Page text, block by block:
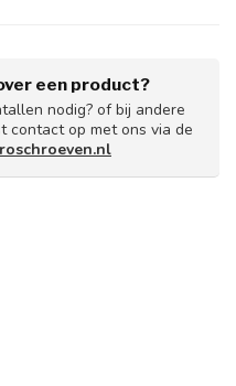
een product?
nodig? of bij andere
contact op met ons via de